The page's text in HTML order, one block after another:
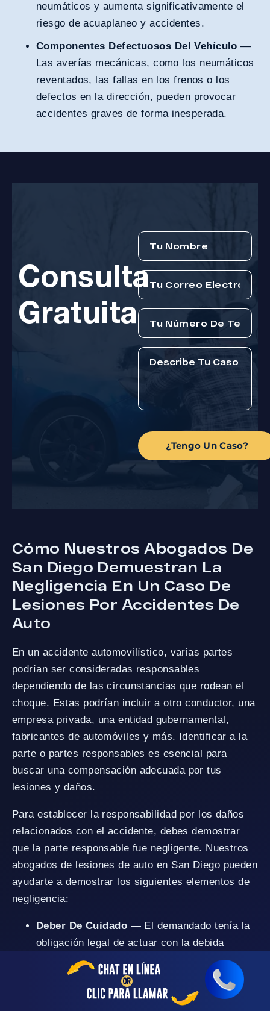
neumáticos y aumenta significativamente el
riesgo de acuaplaneo y accidentes.
Componentes Defectuosos Del Vehículo —
Las averías mecánicas, como los neumáticos
reventados, las fallas en los frenos o los
defectos en la dirección, pueden provocar
accidentes graves de forma inesperada.
Consulta
Gratuita
¿Tengo Un Caso?
Cómo Nuestros Abogados De
San Diego Demuestran La
Negligencia En Un Caso De
Lesiones Por Accidentes De
Auto
En un accidente automovilístico, varias partes
podrían ser consideradas responsables
dependiendo de las circunstancias que rodean el
choque. Estas podrían incluir a otro conductor, una
empresa privada, una entidad gubernamental,
fabricantes de automóviles y más. Identificar a la
parte o partes responsables es esencial para
buscar una compensación adecuada por tus
lesiones y daños.
Para establecer la responsabilidad por los daños
relacionados con el accidente, debes demostrar
que la parte responsable fue negligente. Nuestros
abogados de lesiones de auto en San Diego pueden
ayudarte a demostrar los siguientes elementos de
negligencia:
Deber De Cuidado — El demandado tenía la
obligación legal de actuar con la debida
diligencia para evitar causar daños.
Incumplimiento Del Deber
— El demandado
no cumplió con esta obligación.